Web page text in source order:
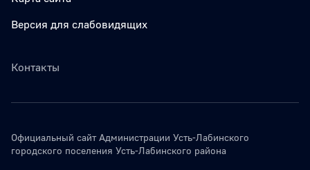
Версия для слабовидящих
Контакты
Официальный сайт Администрации Усть-Лабинского
городского поселения Усть-Лабинского района